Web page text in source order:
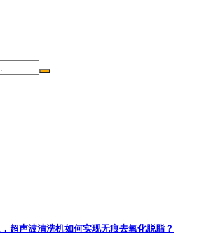
超声波清洗机如何实现无痕去氧化脱脂？